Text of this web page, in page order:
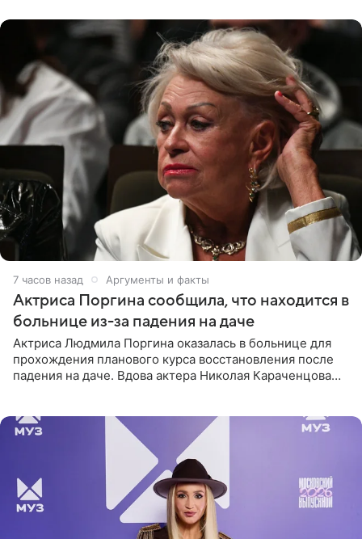
7 часов назад Аргументы и факты
Актриса Поргина сообщила, что находится в
больнице из-за падения на даче
Актриса Людмила Поргина оказалась в больнице для
прохождения планового курса восстановления после
падения на даче. Вдова актера Николая Караченцова